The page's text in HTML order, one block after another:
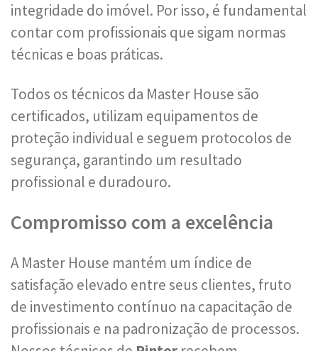
integridade do imóvel. Por isso, é fundamental
contar com profissionais que sigam normas
técnicas e boas práticas.
Todos os técnicos da Master House são
certificados, utilizam equipamentos de
proteção individual e seguem protocolos de
segurança, garantindo um resultado
profissional e duradouro.
Compromisso com a excelência
A Master House mantém um índice de
satisfação elevado entre seus clientes, fruto
de investimento contínuo na capacitação de
profissionais e na padronização de processos.